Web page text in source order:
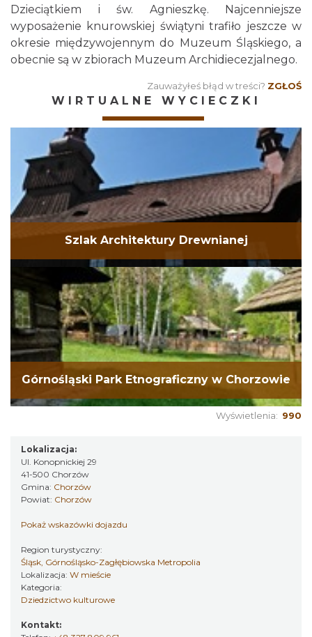
Dzieciątkiem i św. Agnieszkę. Najcenniejsze
wyposażenie knurowskiej świątyni trafiło jeszcze w
okresie międzywojennym do Muzeum Śląskiego, a
obecnie są w zbiorach Muzeum Archidiecezjalnego.
Zauważyłeś błąd w treści? ZGŁOŚ
WIRTUALNE WYCIECZKI
Szlak Architektury Drewnianej
Górnośląski Park Etnograficzny w Chorzowie
Wyświetlenia: 990
Lokalizacja:
Ul. Konopnickiej 29
41-500 Chorzów
Gmina: Chorzów
Powiat: Chorzów
Pokaż wskazówki dojazdu
Region turystyczny:
Śląsk, Górnośląsko-Zagłębiowska Metropolia
Lokalizacja: W mieście
Kategoria:
Dziedzictwo kulturowe
Kontakt: